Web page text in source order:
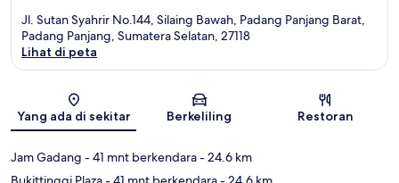
Jl. Sutan Syahrir No.144, Silaing Bawah, Padang Panjang Barat,
Padang Panjang, Sumatera Selatan, 27118
Lihat di peta
Yang ada di sekitar Berkeliling Restoran
Jam Gadang - 41 mnt berkendara- 24.6 km